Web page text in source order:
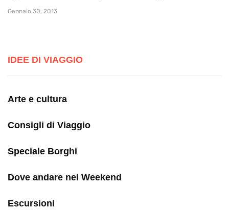
Gennaio 30, 2013
IDEE DI VIAGGIO
Arte e cultura
Consigli di Viaggio
Speciale Borghi
Dove andare nel Weekend
Escursioni